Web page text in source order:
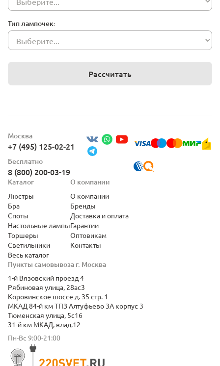
Тип лампочек:
Рассчитать
Москва
+7 (495) 125-02-21
Бесплатно
8 (800) 200-03-19
Пункты самовывоза г. Москва
1-й Вязовский проезд 4
Рябиновая улица, 28ас3
Коровинское шоссе д. 35 стр. 1
МКАД 84-й км ТПЗ Алтуфьево 3А корпус 3
Тюменская улица, 5с16
31-й км МКАД, влад.12
Пн-Вс 9:00-21:00
Каталог
Люстры
Бра
Споты
Настольные лампы
Торшеры
Светильники
Весь каталог
О компании
О компании
Бренды
Доставка и оплата
Гарантии
Оптовикам
Контакты